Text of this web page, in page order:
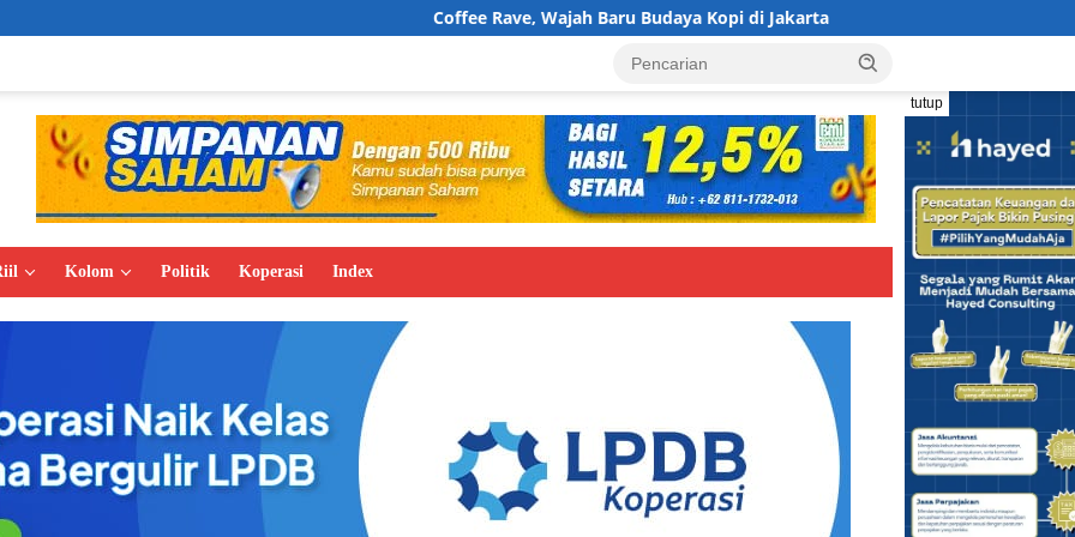
Coffee Rave, Wajah Baru Budaya Kopi di Jakarta Koperasi BMI Group Tancap Gas
tutup
Kolom Politik Koperasi Index